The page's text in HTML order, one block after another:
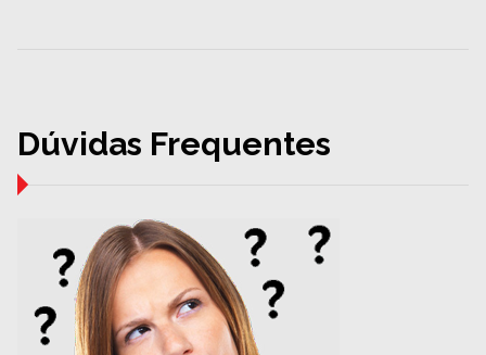
Dúvidas Frequentes